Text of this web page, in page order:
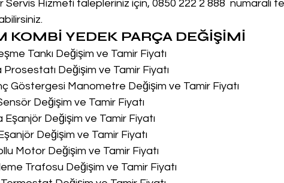
Servis Hizmeti talepleriniz için, 0850 222 2 888  numarali
KOMBİ YEDEK PARÇA DEĞİŞİMİ
Tankı Değişim ve Tamir Fiyatı
Değişim ve Tamir Fiyatı
Göstergesi Manometre Değişim ve Tamir Fiyatı
Değişim ve Tamir Fiyatı
Eşanjör Değişim ve Tamir Fiyatı
Değişim ve Tamir Fiyatı
Motor Değişim ve Tamir Fiyatı
Trafosu Değişim ve Tamir Fiyatı